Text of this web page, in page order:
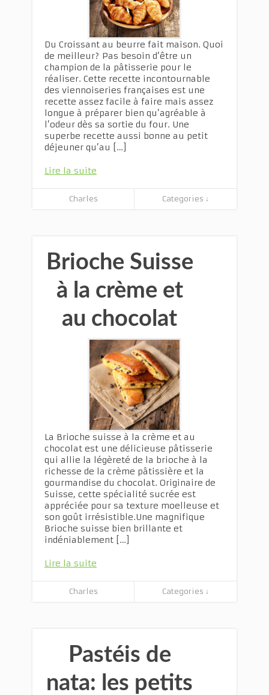
Du Croissant au beurre fait maison. Quoi
de meilleur? Pas besoin d’être un
champion de la pâtisserie pour le
réaliser. Cette recette incontournable
des viennoiseries françaises est une
recette assez facile à faire mais assez
longue à préparer bien qu’agréable à
l’odeur dès sa sortie du four. Une
superbe recette aussi bonne au petit
déjeuner qu’au […]
Lire la suite
Charles Categories ↓
Brioche Suisse
à la crème et
au chocolat
La Brioche suisse à la crème et au
chocolat est une délicieuse pâtisserie
qui allie la légèreté de la brioche à la
richesse de la crème pâtissière et la
gourmandise du chocolat. Originaire de
Suisse, cette spécialité sucrée est
appréciée pour sa texture moelleuse et
son goût irrésistible.Une magnifique
Brioche suisse bien brillante et
indéniablement […]
Lire la suite
Charles Categories ↓
Pastéis de
nata: les petits